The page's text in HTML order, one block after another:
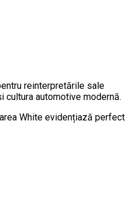
reinterpretările sale
automotive modernă.
White evidențiază perfect